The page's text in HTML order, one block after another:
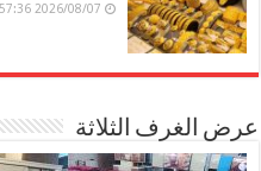
2026/08/07 4:57:36 مساءً
عرض الغرف الثلاثة